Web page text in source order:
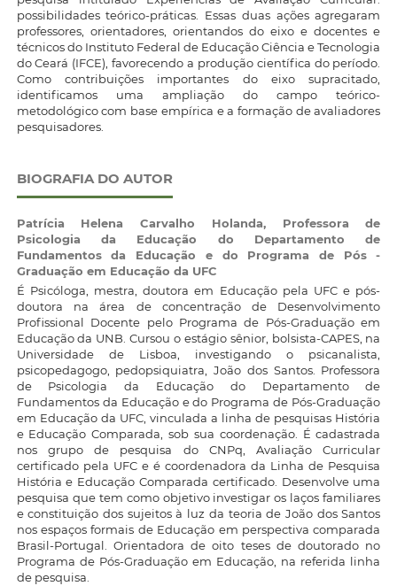
possibilidades teórico-práticas. Essas duas ações agregaram
professores, orientadores, orientandos do eixo e docentes e
técnicos do Instituto Federal de Educação Ciência e Tecnologia
do Ceará (IFCE), favorecendo a produção científica do período.
Como contribuições importantes do eixo supracitado,
identificamos uma ampliação do campo teórico-
metodológico com base empírica e a formação de avaliadores
pesquisadores.
BIOGRAFIA DO AUTOR
Patrícia Helena Carvalho Holanda, Professora de
Psicologia da Educação do Departamento de
Fundamentos da Educação e do Programa de Pós -
Graduação em Educação da UFC
É Psicóloga, mestra, doutora em Educação pela UFC e pós-
doutora na área de concentração de Desenvolvimento
Profissional Docente pelo Programa de Pós-Graduação em
Educação da UNB. Cursou o estágio sênior, bolsista-CAPES, na
Universidade de Lisboa, investigando o psicanalista,
psicopedagogo, pedopsiquiatra, João dos Santos. Professora
de Psicologia da Educação do Departamento de
Fundamentos da Educação e do Programa de Pós-Graduação
em Educação da UFC, vinculada a linha de pesquisas História
e Educação Comparada, sob sua coordenação. É cadastrada
nos grupo de pesquisa do CNPq, Avaliação Curricular
certificado pela UFC e é coordenadora da Linha de Pesquisa
História e Educação Comparada certificado. Desenvolve uma
pesquisa que tem como objetivo investigar os laços familiares
e constituição dos sujeitos à luz da teoria de João dos Santos
nos espaços formais de Educação em perspectiva comparada
Brasil-Portugal. Orientadora de oito teses de doutorado no
Programa de Pós-Graduação em Educação, na referida linha
de pesquisa.